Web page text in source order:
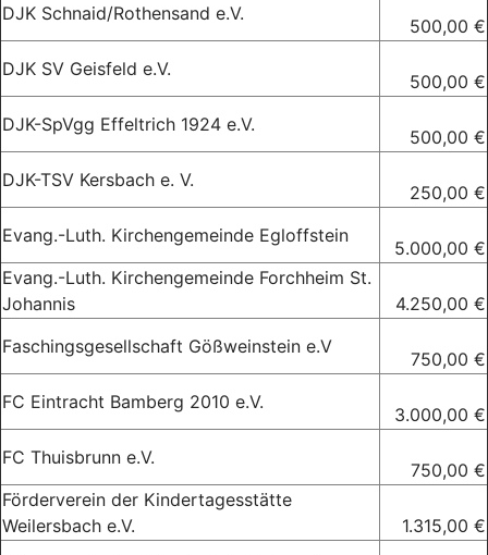
DJK Schnaid/Rothensand e.V.
500,00 €
DJK SV Geisfeld e.V.
500,00 €
DJK-SpVgg Effeltrich 1924 e.V.
500,00 €
DJK-TSV Kersbach e. V.
250,00 €
Evang.-Luth. Kirchengemeinde Egloffstein
5.000,00 €
Evang.-Luth. Kirchengemeinde Forchheim St.
Johannis
4.250,00 €
Faschingsgesellschaft Gößweinstein e.V
750,00 €
FC Eintracht Bamberg 2010 e.V.
3.000,00 €
FC Thuisbrunn e.V.
750,00 €
Förderverein der Kindertagesstätte
Weilersbach e.V.
1.315,00 €